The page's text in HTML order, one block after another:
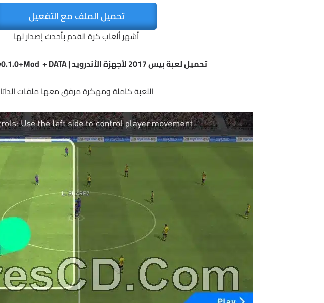
تحميل الملف مع التفعيل
أشهر ألعاب كرة القدم بأحدث إصدار لها
تحميل لعبة بيس 2017 لأجهزة الأندرويد | PES 2017 APK v0.1.0+Mod + DATA
اللعبة كاملة ومهكرة مرفق معها ملفات الداتا